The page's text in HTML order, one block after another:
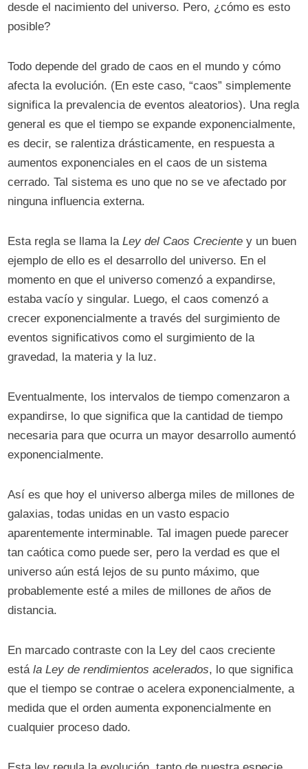
desde el nacimiento del universo. Pero, ¿cómo es esto
posible?
Todo depende del grado de caos en el mundo y cómo
afecta la evolución. (En este caso, “caos” simplemente
significa la prevalencia de eventos aleatorios). Una regla
general es que el tiempo se expande exponencialmente,
es decir, se ralentiza drásticamente, en respuesta a
aumentos exponenciales en el caos de un sistema
cerrado. Tal sistema es uno que no se ve afectado por
ninguna influencia externa.
Esta regla se llama laLey del Caos Creciente y un buen
ejemplo de ello es el desarrollo del universo. En el
momento en que el universo comenzó a expandirse,
estaba vacío y singular. Luego, el caos comenzó a
crecer exponencialmente a través del surgimiento de
eventos significativos como el surgimiento de la
gravedad, la materia y la luz.
Eventualmente, los intervalos de tiempo comenzaron a
expandirse, lo que significa que la cantidad de tiempo
necesaria para que ocurra un mayor desarrollo aumentó
exponencialmente.
Así es que hoy el universo alberga miles de millones de
galaxias, todas unidas en un vasto espacio
aparentemente interminable. Tal imagen puede parecer
tan caótica como puede ser, pero la verdad es que el
universo aún está lejos de su punto máximo, que
probablemente esté a miles de millones de años de
distancia.
En marcado contraste con la Ley del caos creciente
estála Ley de rendimientos acelerados, lo que significa
que el tiempo se contrae o acelera exponencialmente, a
medida que el orden aumenta exponencialmente en
cualquier proceso dado.